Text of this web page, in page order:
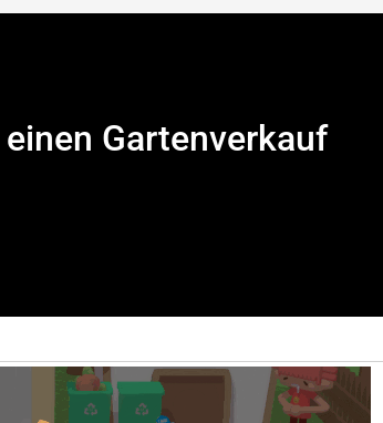
Gartenverkauf